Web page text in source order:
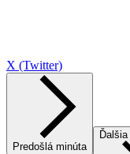
X (Twitter)
Predošlá minúta